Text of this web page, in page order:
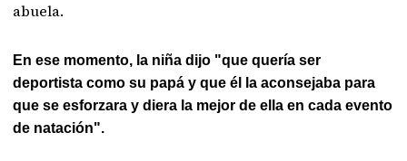
abuela.
En ese momento, la niña dijo "que quería ser
deportista como su papá y que él la aconsejaba para
que se esforzara y diera la mejor de ella en cada evento
de natación".